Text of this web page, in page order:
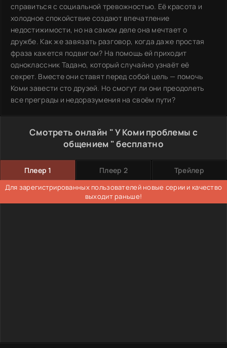
справиться с социальной тревожностью. Её красота и
холодное спокойствие создают впечатление
недостижимости, но на самом деле она мечтает о
дружбе. Как же завязать разговор, когда даже простая
фраза кажется подвигом? На помощь ей приходит
одноклассник Тадано, который случайно узнаёт её
секрет. Вместе они ставят перед собой цель — помочь
Коми завести сто друзей. Но смогут ли они преодолеть
все преграды и недоразумения на своём пути?
Смотреть онлайн " У Коми проблемы с
общением " бесплатно
Плеер 1 Плеер 2 Трейлер
Для зарегистрированных пользователей новые серии и качество
выходит раньше!